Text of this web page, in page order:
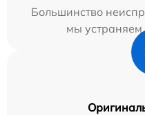
Большинство
мы устраняем